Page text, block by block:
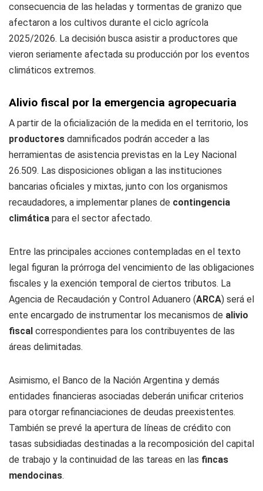
consecuencia de las heladas y tormentas de granizo que
afectaron a los cultivos durante el ciclo agrícola
2025/2026. La decisión busca asistir a productores que
vieron seriamente afectada su producción por los eventos
climáticos extremos.
Alivio fiscal por la emergencia agropecuaria
A partir de la oficialización de la medida en el territorio, los
productores damnificados podrán acceder a las
herramientas de asistencia previstas en la Ley Nacional
26.509. Las disposiciones obligan a las instituciones
bancarias oficiales y mixtas, junto con los organismos
recaudadores, a implementar planes de contingencia
climática para el sector afectado.
Entre las principales acciones contempladas en el texto
legal figuran la prórroga del vencimiento de las obligaciones
fiscales y la exención temporal de ciertos tributos. La
Agencia de Recaudación y Control Aduanero (ARCA) será el
ente encargado de instrumentar los mecanismos de alivio
fiscal correspondientes para los contribuyentes de las
áreas delimitadas.
Asimismo, el Banco de la Nación Argentina y demás
entidades financieras asociadas deberán unificar criterios
para otorgar refinanciaciones de deudas preexistentes.
También se prevé la apertura de líneas de crédito con
tasas subsidiadas destinadas a la recomposición del capital
de trabajo y la continuidad de las tareas en las fincas
mendocinas.